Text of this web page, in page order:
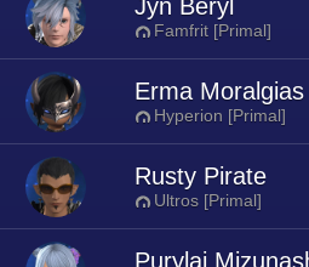
Jyn Beryl
Famfrit [Primal]
Erma Moralgias
Hyperion [Primal]
Rusty Pirate
Ultros [Primal]
Purylai